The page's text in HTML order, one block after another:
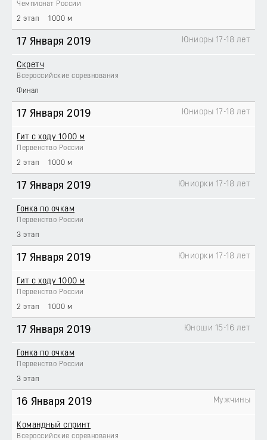
Чемпионат России
2 этап 1000 м
17 Января 2019
Скретч
Всероссийские соревнования
Юниоры 17-18 лет
Финал
17 Января 2019
Гит с ходу 1000 м
Первенство России
Юниоры 17-18 лет
2 этап 1000 м
17 Января 2019
Гонка по очкам
Первенство России
Юниорки 17-18 лет
3 этап
17 Января 2019
Гит с ходу 1000 м
Первенство России
Юниорки 17-18 лет
2 этап 1000 м
17 Января 2019
Гонка по очкам
Первенство России
Юноши 15-16 лет
3 этап
16 Января 2019
Командный спринт
Всероссийские соревнования
Мужчины